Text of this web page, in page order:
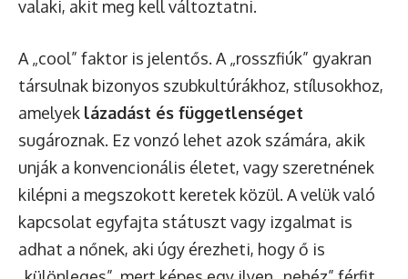
valaki, akit meg kell változtatni.
A „cool” faktor is jelentős. A „rosszfiúk” gyakran
társulnak bizonyos szubkultúrákhoz, stílusokhoz,
amelyek lázadást és függetlenséget
sugároznak. Ez vonzó lehet azok számára, akik
unják a konvencionális életet, vagy szeretnének
kilépni a megszokott keretek közül. A velük való
kapcsolat egyfajta státuszt vagy izgalmat is
adhat a nőnek, aki úgy érezheti, hogy ő is